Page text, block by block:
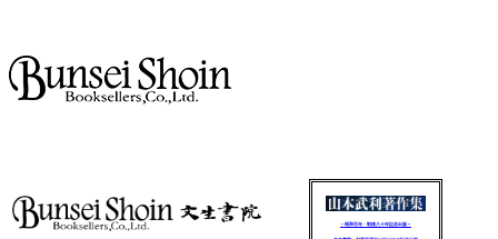
～昭和百年・戦後八十年記念出版～